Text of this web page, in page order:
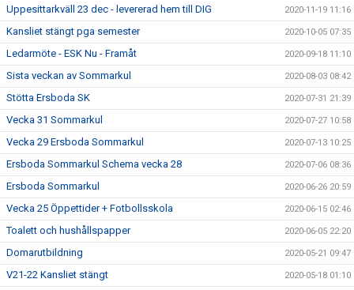
Uppesittarkväll 23 dec - levererad hem till DIG 2020-11-19 11:16
Kansliet stängt pga semester 2020-10-05 07:35
Ledarmöte - ESK Nu - Framåt 2020-09-18 11:10
Sista veckan av Sommarkul 2020-08-03 08:42
Stötta Ersboda SK 2020-07-31 21:39
Vecka 31 Sommarkul 2020-07-27 10:58
Vecka 29 Ersboda Sommarkul 2020-07-13 10:25
Ersboda Sommarkul Schema vecka 28 2020-07-06 08:36
Ersboda Sommarkul 2020-06-26 20:59
Vecka 25 Öppettider + Fotbollsskola 2020-06-15 02:46
Toalett och hushållspapper 2020-06-05 22:20
Domarutbildning 2020-05-21 09:47
V21-22 Kansliet stängt 2020-05-18 01:10